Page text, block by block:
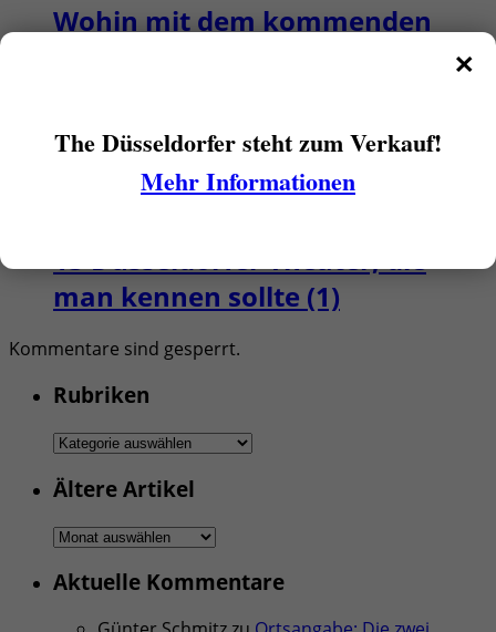
Wohin mit dem kommenden
13 Düsseldorfer Theater, die
man kennen sollte (1)
Kommentare sind gesperrt.
Rubriken
Rubriken
Ältere Artikel
Ältere
Aktuelle Kommentare
×
The Düsseldorfer steht zum Verkauf!
Mehr Informationen